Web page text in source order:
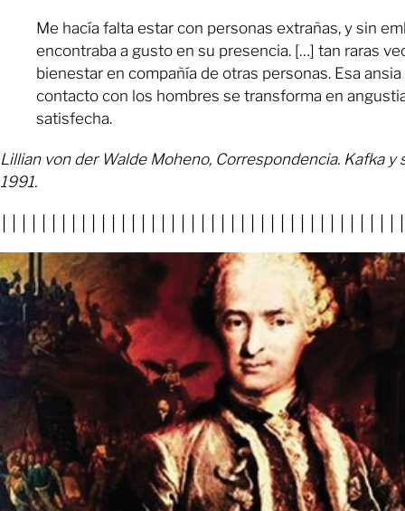
Me hacía falta estar con personas extrañas, y sin
encontraba a gusto en su presencia. […] tan raras
bienestar en compañía de otras personas. Esa
contacto con los hombres se transforma en
satisfecha.
Lillian von der Walde Moheno, Correspondencia. Kafka y
1991.